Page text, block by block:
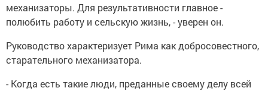
механизаторы. Для результативности главное -
полюбить работу и сельскую жизнь, - уверен он.
Руководство характеризует Рима как добросовестного,
старательного механизатора.
- Когда есть такие люди, преданные своему делу всей